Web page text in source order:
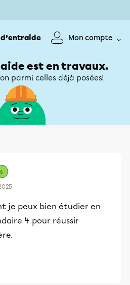
d’entraide Mon compte
est en travaux.
parmi celles déjà posées!
je peux bien étudier en
4 pour réussir